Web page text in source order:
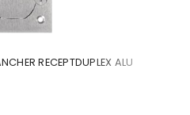
RECEPTDUPLEX ALU